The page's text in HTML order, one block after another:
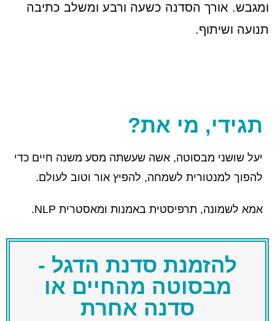
ומגבש. אורך הסדנה כשעה ורבע ומשלב כתיבה
תנועה ושיתוף.
תגידי, מי את?
יעל שושני מבסוטה, אשה שעשתה מסע משנה חיים כדי
להפוך למנטורית לשמחה, להפיץ אור וטוב לעולם.
אמא לשמונה, תרפיסטית באמנות ומאסטרית NLP.
להזמנת סדנת הדגל -
מבסוטה מהחיים או
סדנה אחרת